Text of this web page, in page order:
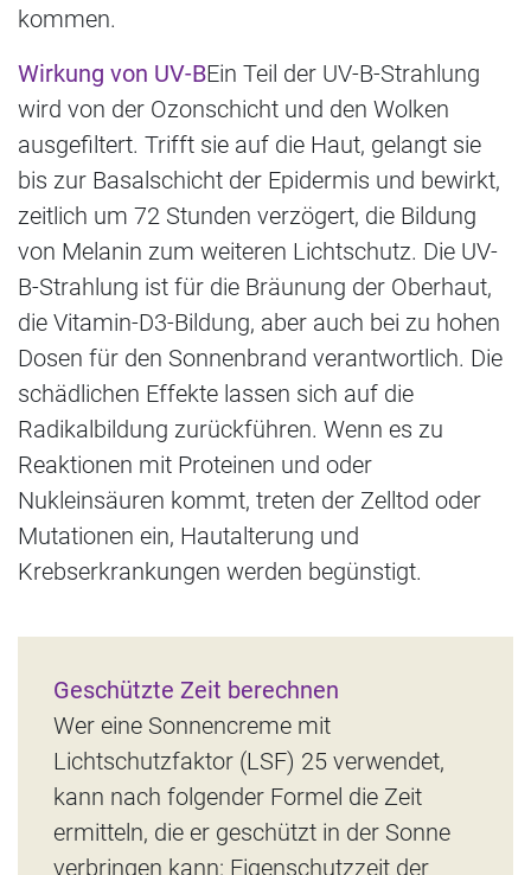
kommen.
Wirkung von UV-BEin Teil der UV-B-Strahlung
wird von der Ozonschicht und den Wolken
ausgefiltert. Trifft sie auf die Haut, gelangt sie
bis zur Basalschicht der Epidermis und bewirkt,
zeitlich um 72 Stunden verzögert, die Bildung
von Melanin zum weiteren Lichtschutz. Die UV-
B-Strahlung ist für die Bräunung der Oberhaut,
die Vitamin-D3-Bildung, aber auch bei zu hohen
Dosen für den Sonnenbrand verantwortlich. Die
schädlichen Effekte lassen sich auf die
Radikalbildung zurückführen. Wenn es zu
Reaktionen mit Proteinen und oder
Nukleinsäuren kommt, treten der Zelltod oder
Mutationen ein, Hautalterung und
Krebserkrankungen werden begünstigt.
Geschützte Zeit berechnen
Wer eine Sonnencreme mit
Lichtschutzfaktor (LSF) 25 verwendet,
kann nach folgender Formel die Zeit
ermitteln, die er geschützt in der Sonne
verbringen kann: Eigenschutzzeit der